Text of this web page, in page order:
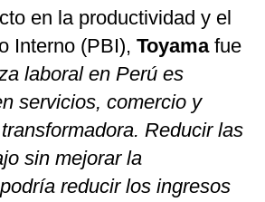
en la productividad y el
Interno (PBI), Toyamafue
laboral en Perú es
servicios, comercio y
Reducir las
sin mejorar la
reducir los ingresos